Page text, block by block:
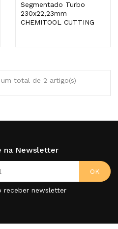
Segmentado Turbo
230x22,23mm
CHEMITOOL CUTTING
total de 2 artigo(s)
na Newsletter
receber newsletter